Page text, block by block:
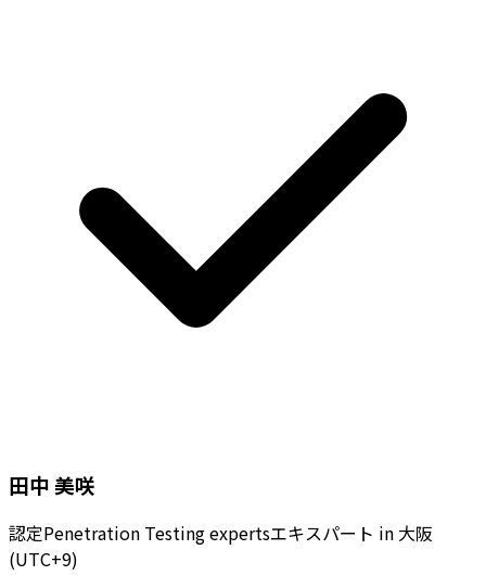
田中 美咲
認定Penetration Testing expertsエキスパート in 大阪
(UTC+9)